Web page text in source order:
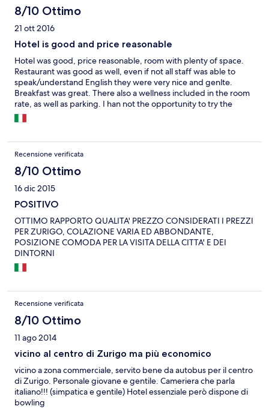
8/10 Ottimo
21 ott 2016
Hotel is good and price reasonable
Hotel was good, price reasonable, room with plenty of space.
Restaurant was good as well, even if not all staff was able to
speak/understand English they were very nice and genlte.
Breakfast was great. There also a wellness included in the room
rate, as well as parking. I han not the opportunity to try the
wellness center... next time, since I'll come back. Only thing
should be improved in the bed: matress with springs and not
Recensione verificata
8/10 Ottimo
16 dic 2015
POSITIVO
OTTIMO RAPPORTO QUALITA' PREZZO CONSIDERATI I PREZZI
PER ZURIGO, COLAZIONE VARIA ED ABBONDANTE,
POSIZIONE COMODA PER LA VISITA DELLA CITTA' E DEI
DINTORNI
Recensione verificata
8/10 Ottimo
11 ago 2014
vicino al centro di Zurigo ma più economico
vicino a zona commerciale, servito bene da autobus per il centro
di Zurigo. Personale giovane e gentile. Cameriera che parla
italiano!!! (simpatica e gentile) Hotel essenziale però dispone di
bowling